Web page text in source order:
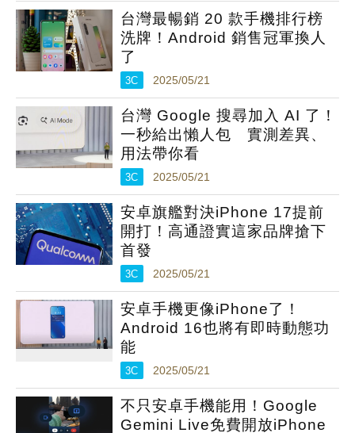
台灣最暢銷 20 款手機排行榜
洗牌！Android 銷售冠軍換人
了
3C 2025/05/21
台灣 Google 搜尋加入 AI 了！
一秒給出懶人包 實測差異、
用法帶你看
3C 2025/05/21
安卓旗艦對決iPhone 17提前
開打！高通證實這家品牌搶下
首發
3C 2025/05/21
安卓手機更像iPhone了！
Android 16也將有即時動態功
能
3C 2025/05/21
不只安卓手機能用！Google
Gemini Live免費開放iPhone